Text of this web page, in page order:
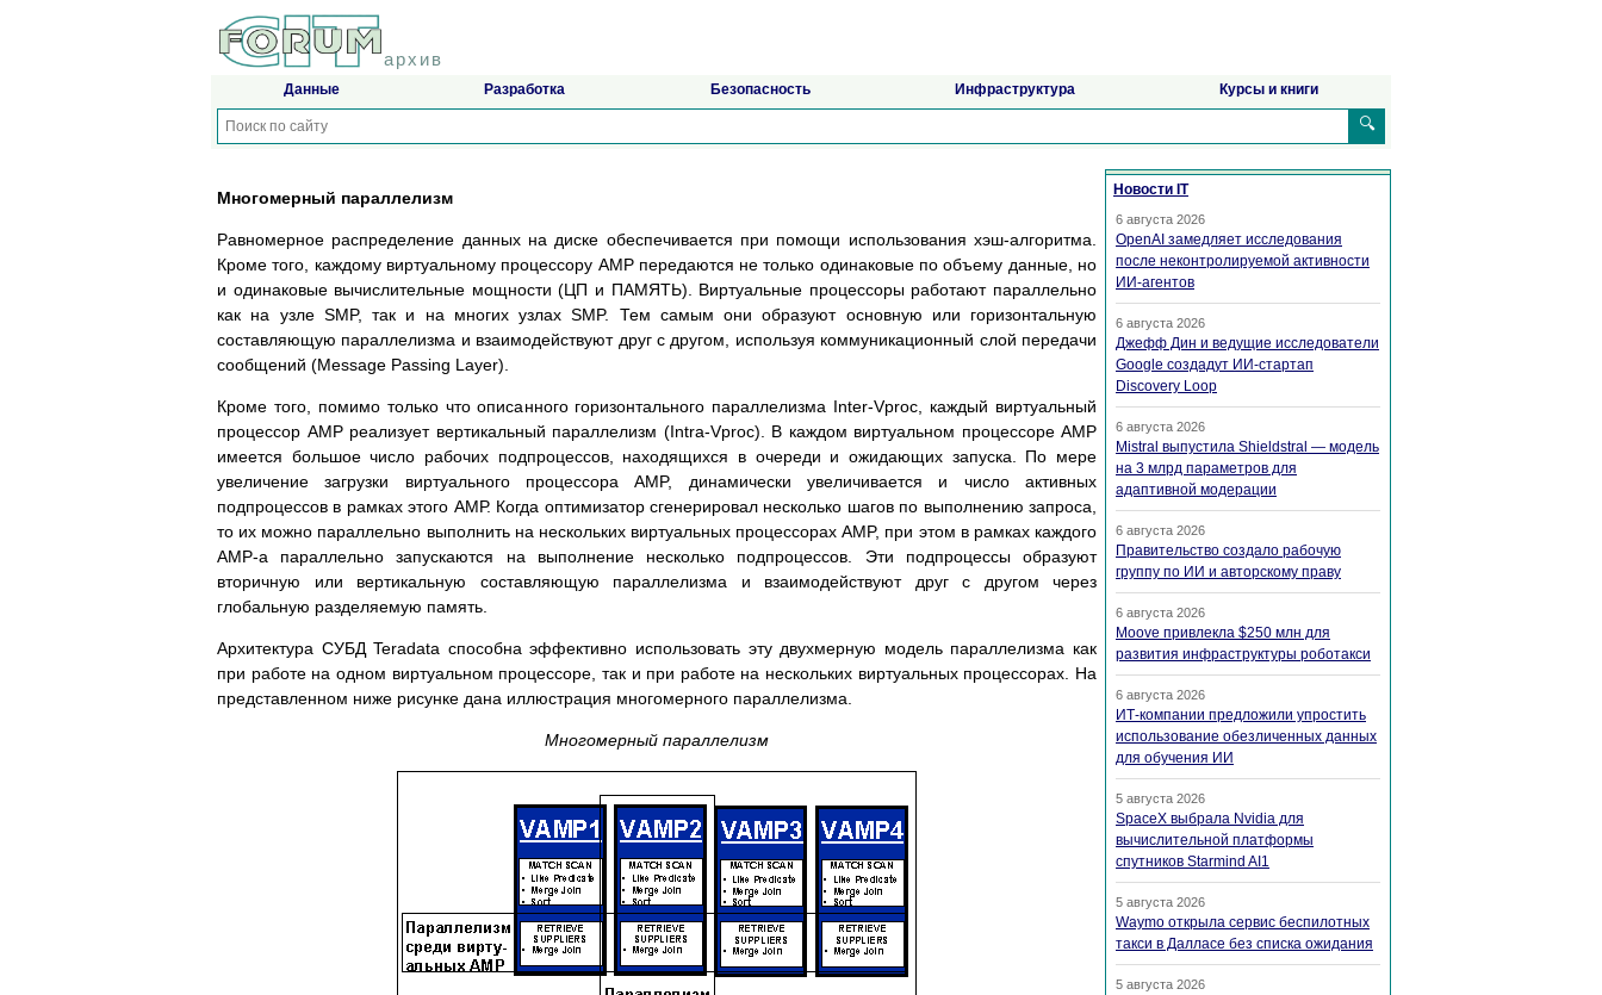
архив
Данные Разработка Безопасность Инфраструктура Курсы и книги
🔍
Многомерный параллелизм
Равномерное распределение данных на диске обеспечивается при помощи использования хэш-алгоритма.
Кроме того, каждому виртуальному процессору AMP передаются не только одинаковые по объему данные, но
и одинаковые вычислительные мощности (ЦП и ПАМЯТЬ). Виртуальные процессоры работают параллельно
как на узле SMP, так и на многих узлах SMP. Тем самым они образуют основную или горизонтальную
составляющую параллелизма и взаимодействуют друг с другом, используя коммуникационный слой передачи
сообщений (Message Passing Layer).
Кроме того, помимо только что описанного горизонтального параллелизма Inter-Vproc, каждый виртуальный
процессор AMP реализует вертикальный параллелизм (Intra-Vproc). В каждом виртуальном процессоре AMP
имеется большое число рабочих подпроцессов, находящихся в очереди и ожидающих запуска. По мере
увеличение загрузки виртуального процессора AMP, динамически увеличивается и число активных
подпроцессов в рамках этого АМР. Когда оптимизатор сгенерировал несколько шагов по выполнению запроса,
то их можно параллельно выполнить на нескольких виртуальных процессорах AMP, при этом в рамках каждого
АМР-а параллельно запускаются на выполнение несколько подпроцессов. Эти подпроцессы образуют
вторичную или вертикальную составляющую параллелизма и взаимодействуют друг с другом через
глобальную разделяемую память.
Архитектура СУБД Teradata способна эффективно использовать эту двухмерную модель параллелизма как
при работе на одном виртуальном процессоре, так и при работе на нескольких виртуальных процессорах. На
представленном ниже рисунке дана иллюстрация многомерного параллелизма.
Многомерный параллелизм
Новости IT
6 августа 2026
OpenAI замедляет исследования
после неконтролируемой активности
ИИ-агентов
6 августа 2026
Джефф Дин и ведущие исследователи
Google создадут ИИ-стартап
Discovery Loop
6 августа 2026
Mistral выпустила Shieldstral — модель
на 3 млрд параметров для
адаптивной модерации
6 августа 2026
Правительство создало рабочую
группу по ИИ и авторскому праву
6 августа 2026
Moove привлекла $250 млн для
развития инфраструктуры роботакси
6 августа 2026
ИТ-компании предложили упростить
использование обезличенных данных
для обучения ИИ
5 августа 2026
SpaceX выбрала Nvidia для
вычислительной платформы
спутников Starmind AI1
5 августа 2026
Waymo открыла сервис беспилотных
такси в Далласе без списка ожидания
5 августа 2026